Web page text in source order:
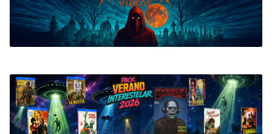
Bluray
Clasificada S
artwork
fantaterror